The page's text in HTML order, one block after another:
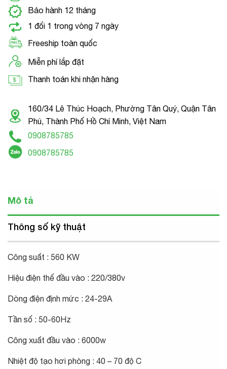
Bảo hành 12 tháng
1 đổi 1 trong vòng 7 ngày
Freeship toàn quốc
Miễn phí lắp đặt
Thanh toán khi nhận hàng
160/34 Lê Thúc Hoạch, Phường Tân Quý, Quận Tân
Phú, Thành Phố Hồ Chí Minh, Việt Nam
0908785785
0908785785
Mô tả
Thông số kỹ thuật
Công suất : 560 KW
Hiệu điện thế đầu vào : 220/380v
Dòng điện định mức : 24-29A
Tần số : 50-60Hz
Công xuất đầu vào : 6000w
Nhiệt độ tạo hơi phòng : 40 – 70 độ C